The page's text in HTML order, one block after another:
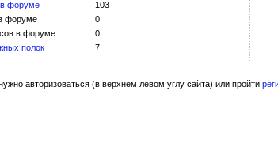
форуме
103
форуме
0
в форуме
0
полок
7
авторизоваться (в верхнем левом углу сайта) или пройти